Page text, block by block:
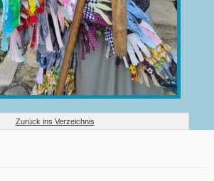
Zurück ins Verzeichnis